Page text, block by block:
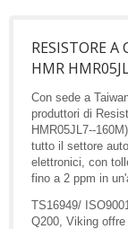
RESISTORE
HMR
Con sede a
produttori di
HMR05JL7--
tutto il settore
elettronici, con
fino a 2 ppm in
TS16949/
Q200, Viking